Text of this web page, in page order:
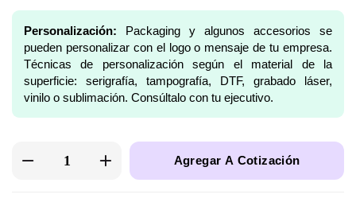
Personalización: Packaging y algunos accesorios se
pueden personalizar con el logo o mensaje de tu empresa.
Técnicas de personalización según el material de la
superficie: serigrafía, tampografía, DTF, grabado láser,
vinilo o sublimación. Consúltalo con tu ejecutivo.
Agregar A Cotización